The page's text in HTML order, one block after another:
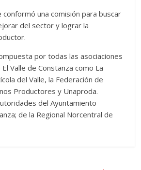
conformó una comisión para buscar
del sector y lograr la
por todas las asociaciones
Valle de Constanza como La
del Valle, la Federación de
Productores y Unaproda.
del Ayuntamiento
de la Regional Norcentral de